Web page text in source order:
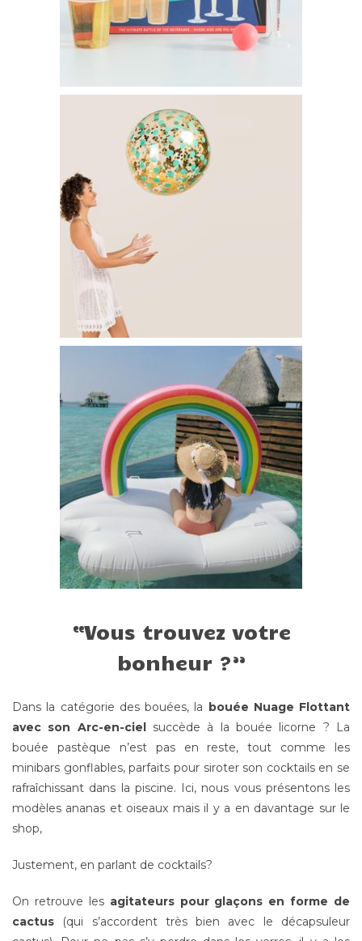
Ballon de Plage Géant avec Confettis – 18€95
Vous trouvez votre
bonheur ?
Dans la catégorie des bouées, la bouée Nuage Flottant
avec son Arc-en-ciel succède à la bouée licorne ? La
bouée pastèque n’est pas en reste, tout comme les
minibars gonflables, parfaits pour siroter son cocktails en se
rafraîchissant dans la piscine. Ici, nous vous présentons les
modèles ananas et oiseaux mais il y a en davantage sur le
shop,
Justement, en parlant de cocktails?
On retrouve les agitateurs pour glaçons en forme de
cactus (qui s’accordent très bien avec le décapsuleur